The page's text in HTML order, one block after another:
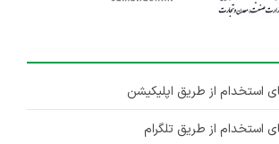
استخدام از طریق اپلیکیشن
استخدام از طریق تلگرام